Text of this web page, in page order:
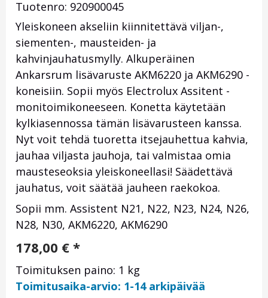
Tuotenro: 920900045
Yleiskoneen akseliin kiinnitettävä viljan-,
siementen-, mausteiden- ja
kahvinjauhatusmylly. Alkuperäinen
Ankarsrum lisävaruste AKM6220 ja AKM6290 -
koneisiin. Sopii myös Electrolux Assitent -
monitoimikoneeseen. Konetta käytetään
kylkiasennossa tämän lisävarusteen kanssa.
Nyt voit tehdä tuoretta itsejauhettua kahvia,
jauhaa viljasta jauhoja, tai valmistaa omia
mausteseoksia yleiskoneellasi! Säädettävä
jauhatus, voit säätää jauheen raekokoa.
Sopii mm. Assistent N21, N22, N23, N24, N26,
N28, N30, AKM6220, AKM6290
178,00 € *
Toimituksen paino: 1 kg
Toimitusaika-arvio: 1-14 arkipäivää